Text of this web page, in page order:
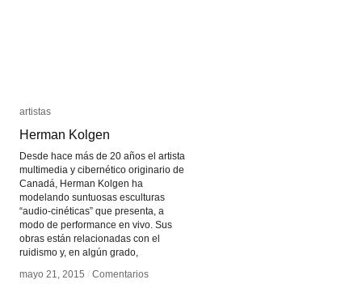
artistas
Herman Kolgen
Desde hace más de 20 años el artista
multimedia y cibernético originario de
Canadá, Herman Kolgen ha
modelando suntuosas esculturas
“audio-cinéticas” que presenta, a
modo de performance en vivo. Sus
obras están relacionadas con el
ruidismo y, en algún grado,
mayo 21, 2015 / Comentarios
artistas
Herman Kolgen
mayo 21, 2015 / Comentarios